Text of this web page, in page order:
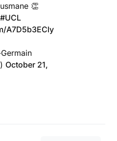
👏
#UCL
A7D5b3ECly
October 21,